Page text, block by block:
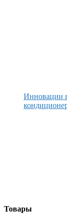
Инновации
Товары